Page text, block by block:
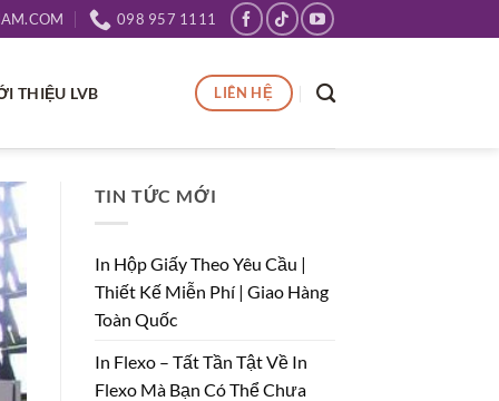
098 957 1111
THIỆU LVB LIÊN HỆ
TIN TỨC MỚI
In Hộp Giấy Theo Yêu Cầu |
Thiết Kế Miễn Phí | Giao Hàng
Toàn Quốc
In Flexo – Tất Tần Tật Về In
Flexo Mà Bạn Có Thể Chưa